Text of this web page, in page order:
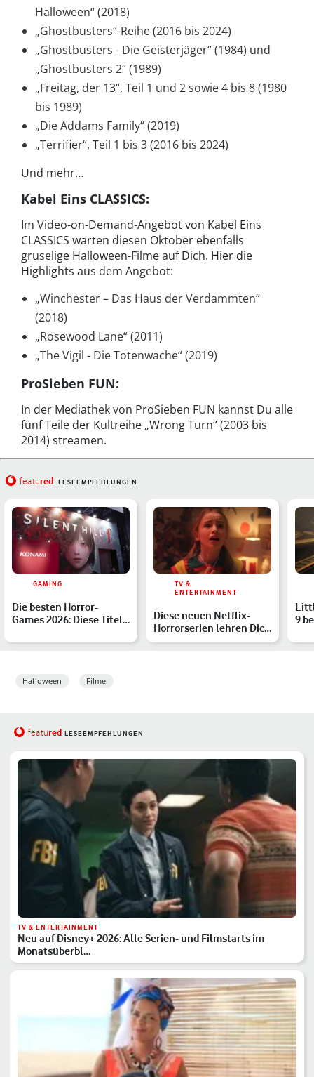
Halloween“ (2018)
„Ghostbusters“-Reihe (2016 bis 2024)
„Ghostbusters - Die Geisterjäger“ (1984) und
„Ghostbusters 2“ (1989)
„Freitag, der 13“, Teil 1 und 2 sowie 4 bis 8 (1980
bis 1989)
„Die Addams Family“ (2019)
„Terrifier“, Teil 1 bis 3 (2016 bis 2024)
Und mehr…
Kabel Eins CLASSICS:
Im Video-on-Demand-Angebot von Kabel Eins
CLASSICS warten diesen Oktober ebenfalls
gruselige Halloween-Filme auf Dich. Hier die
Highlights aus dem Angebot:
„Winchester – Das Haus der Verdammten“
(2018)
„Rosewood Lane“ (2011)
„The Vigil - Die Totenwache“ (2019)
ProSieben FUN:
In der Mediathek von ProSieben FUN kannst Du alle
fünf Teile der Kultreihe „Wrong Turn“ (2003 bis
2014) streamen.
featured LESEEMPFEHLUNGEN
GAMING
Die besten Horror-
Games 2026: Diese Titel
TV &
ENTERTAINMENT
Diese neuen Netflix-
Horrorserien lehren Dich
2025 wahrhaft das Fü…
9
Halloween Filme
featured LESEEMPFEHLUNGEN
TV & ENTERTAINMENT
Neu auf Disney+ 2026: Alle Serien- und Filmstarts im
Monatsüberbl…